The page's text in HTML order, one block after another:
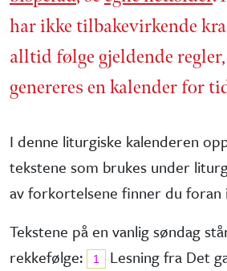
har ikke tilbake­virkende
alltid følge gjeldende
genereres en kalender for
I denne liturgiske kalenderen
tekstene som brukes under
av forkortelsene finner du foran
Tekstene på en vanlig søndag
rekkefølge:
1 Lesning fra Det